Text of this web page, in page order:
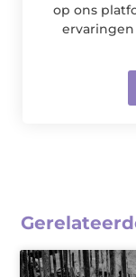
op ons